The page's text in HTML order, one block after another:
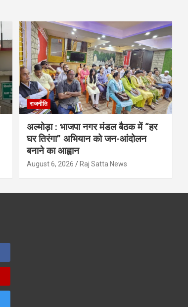
राजनीति
अल्मोड़ा : भाजपा नगर मंडल बैठक में “हर
घर तिरंगा” अभियान को जन-आंदोलन
बनाने का आह्वान
August 6, 2026 Raj Satta News